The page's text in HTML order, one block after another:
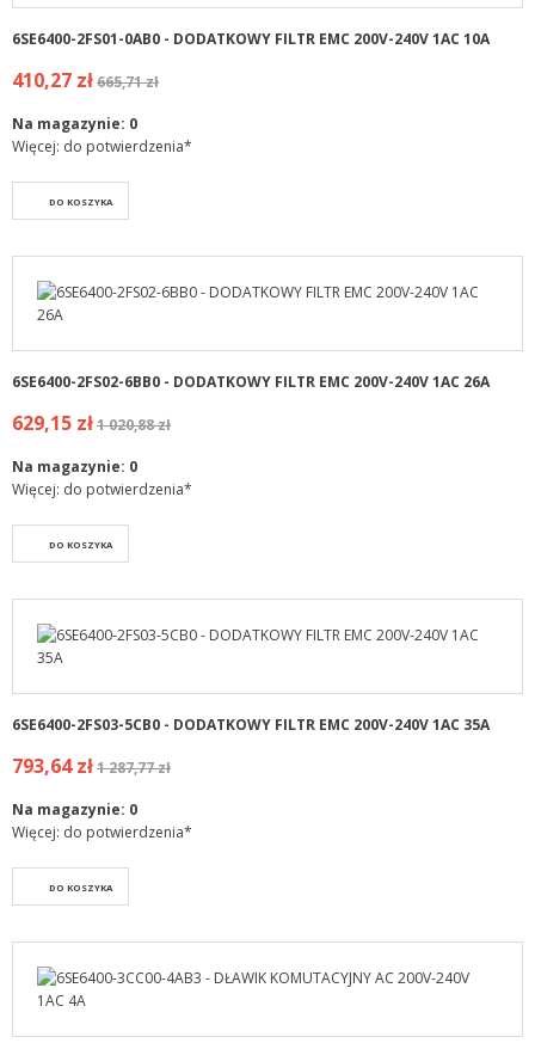
6SE6400-2FS01-0AB0 - DODATKOWY FILTR EMC 200V-240V 1AC 10A
410,27 zł665,71 zł
Na magazynie: 0
Więcej: do potwierdzenia*
DO KOSZYKA
6SE6400-2FS02-6BB0 - DODATKOWY FILTR EMC 200V-240V 1AC 26A
629,15 zł1 020,88 zł
Na magazynie: 0
Więcej: do potwierdzenia*
DO KOSZYKA
6SE6400-2FS03-5CB0 - DODATKOWY FILTR EMC 200V-240V 1AC 35A
793,64 zł1 287,77 zł
Na magazynie: 0
Więcej: do potwierdzenia*
DO KOSZYKA